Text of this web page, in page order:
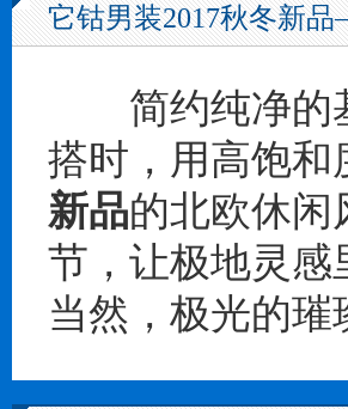
它钴男装2017秋冬新
简约纯净的
搭时，用高饱和
新品的北欧休闲
节，让极地灵感
当然，极光的